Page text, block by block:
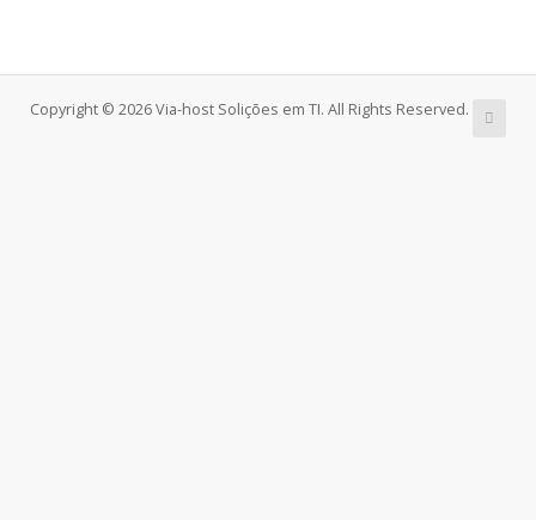
Copyright © 2026 Via-host Solições em TI. All Rights Reserved.